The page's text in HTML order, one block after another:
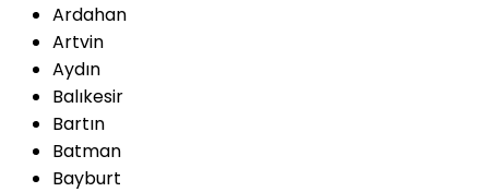
Ardahan
Artvin
Aydın
Balıkesir
Bartın
Batman
Bayburt